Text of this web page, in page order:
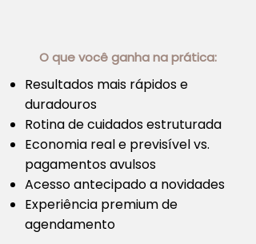
O que você ganha na prática:
Resultados mais rápidos e
duradouros
Rotina de cuidados estruturada
Economia real e previsível vs.
pagamentos avulsos
Acesso antecipado a novidades
Experiência premium de
agendamento